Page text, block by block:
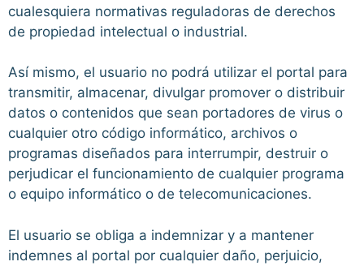
cualesquiera normativas reguladoras de derechos
de propiedad intelectual o industrial.
Así mismo, el usuario no podrá utilizar el portal para
transmitir, almacenar, divulgar promover o distribuir
datos o contenidos que sean portadores de virus o
cualquier otro código informático, archivos o
programas diseñados para interrumpir, destruir o
perjudicar el funcionamiento de cualquier programa
o equipo informático o de telecomunicaciones.
El usuario se obliga a indemnizar y a mantener
indemnes al portal por cualquier daño, perjuicio,